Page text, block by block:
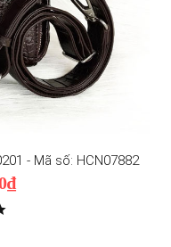
- Mã số: HCN07882